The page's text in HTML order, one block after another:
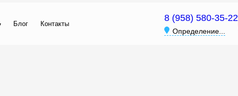
Блог Контакты
8 (958) 580-35-22
Определение...